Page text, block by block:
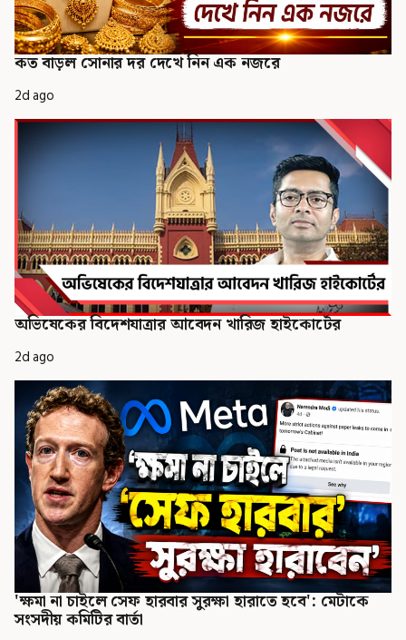
কত বাড়ল সোনার দর দেখে নিন এক নজরে
2d ago
অভিষেকের বিদেশযাত্রার আবেদন খারিজ হাইকোর্টের
2d ago
'ক্ষমা না চাইলে সেফ হারবার সুরক্ষা হারাতে হবে': মেটাকে
সংসদীয় কমিটির বার্তা